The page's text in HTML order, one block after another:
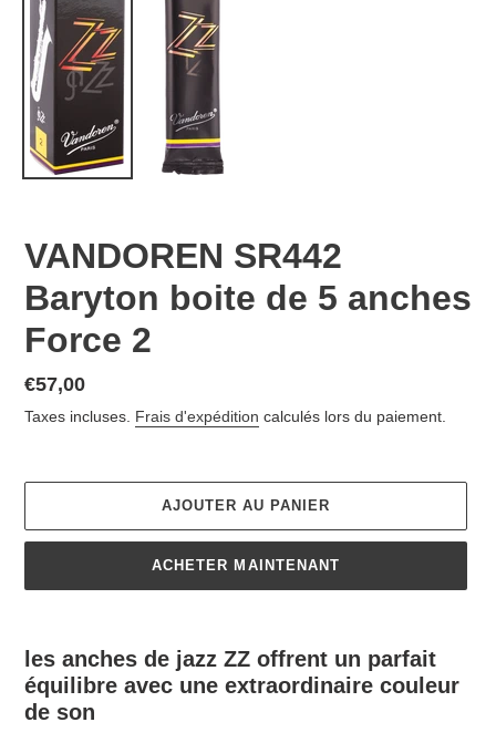
VANDOREN SR442
Baryton boite de 5 anches
Force 2
Prix
normal
€57,00
Taxes incluses. Frais d'expédition calculés lors du paiement.
AJOUTER AU PANIER
ACHETER MAINTENANT
produit
à
votre
les anches de jazz ZZ offrent un parfait
équilibre avec une extraordinaire couleur
de son